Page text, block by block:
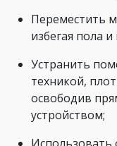
Переместить
избегая пола и
Устранить
техникой,
освободив
устройством;